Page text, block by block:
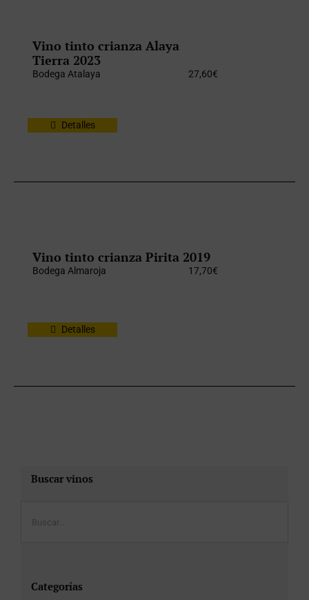
Vino tinto crianza Alaya
Tierra 2023
Bodega Atalaya 27,60€
Detalles
Vino tinto crianza Pirita 2019
Bodega Almaroja 17,70€
Detalles
Buscar vinos
Categorías